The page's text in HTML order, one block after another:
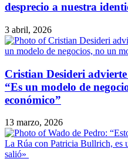
desprecio a nuestra
3 abril, 2026
Cristian Desideri
“Es un modelo de
económico”
13 marzo, 2026